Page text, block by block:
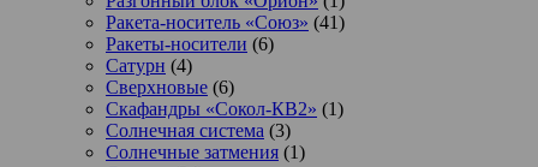
Ракета-носитель «Союз» (41)
Ракеты-носители (6)
Сатурн (4)
Сверхновые (6)
Скафандры «Сокол-КВ2» (1)
Солнечная система (3)
Солнечные затмения (1)